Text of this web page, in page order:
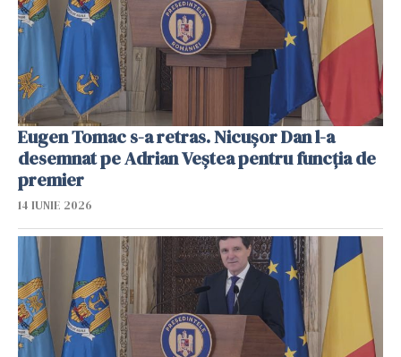
Eugen Tomac s-a retras. Nicușor Dan l-a
desemnat pe Adrian Veștea pentru funcția de
premier
14 IUNIE 2026